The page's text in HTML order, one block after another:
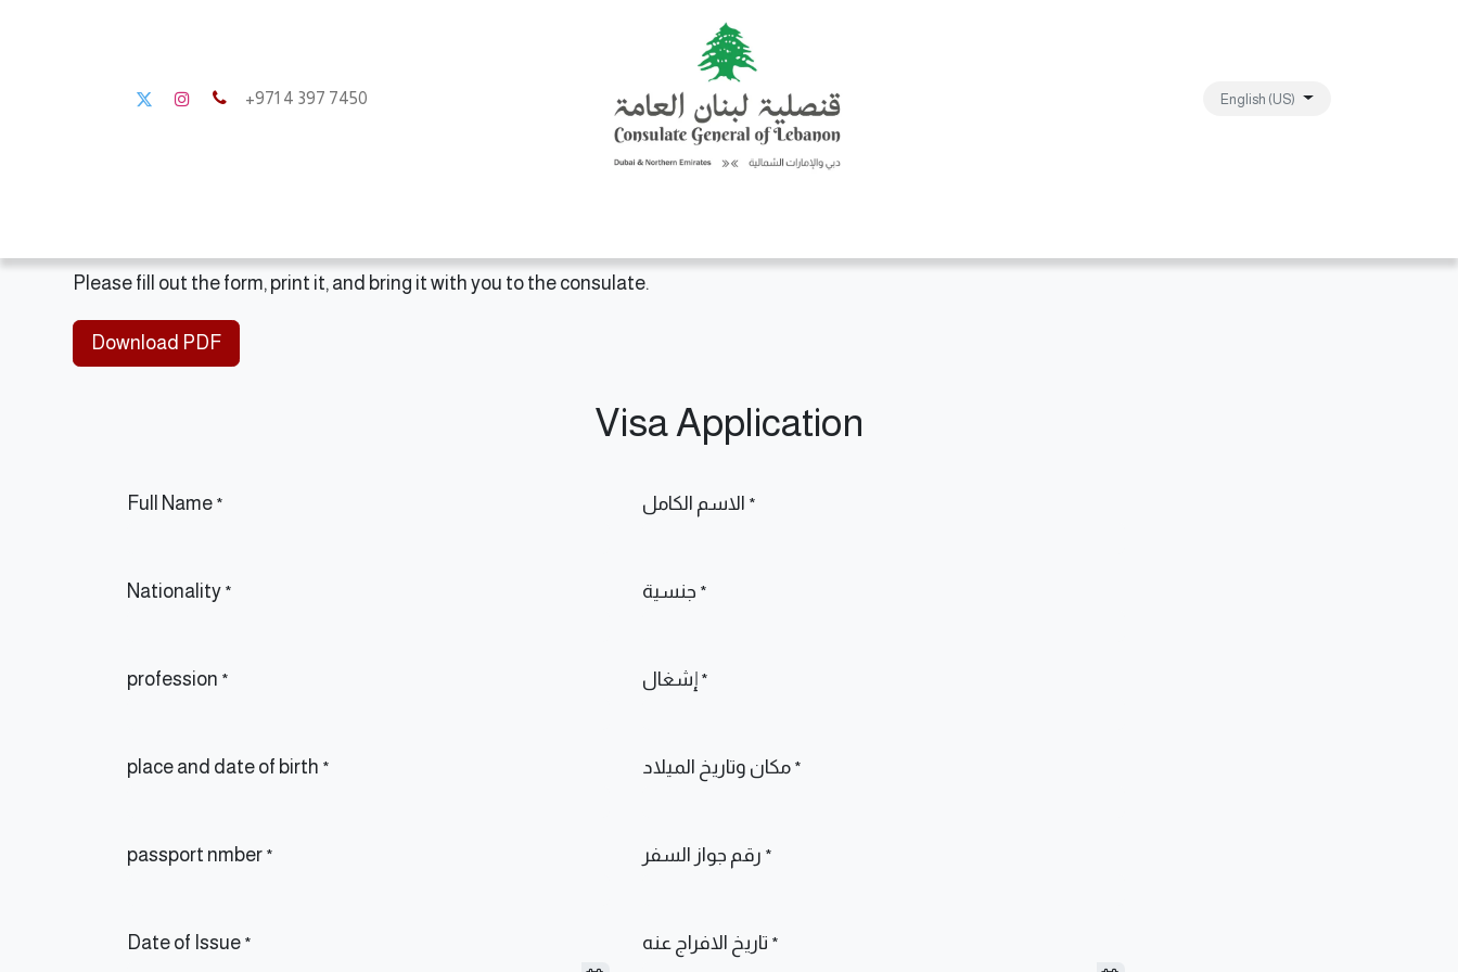
+971 4 397 7450 English (US)
Please fill out the form, print it, and bring it with you to the consulate.
Download PDF
Visa Application
Full Name * الاسم الكامل *
Nationality * جنسية *
profession * *
place and date of birth * مكان وتاريخ الميلاد *
passport nmber * *
Date of Issue * *